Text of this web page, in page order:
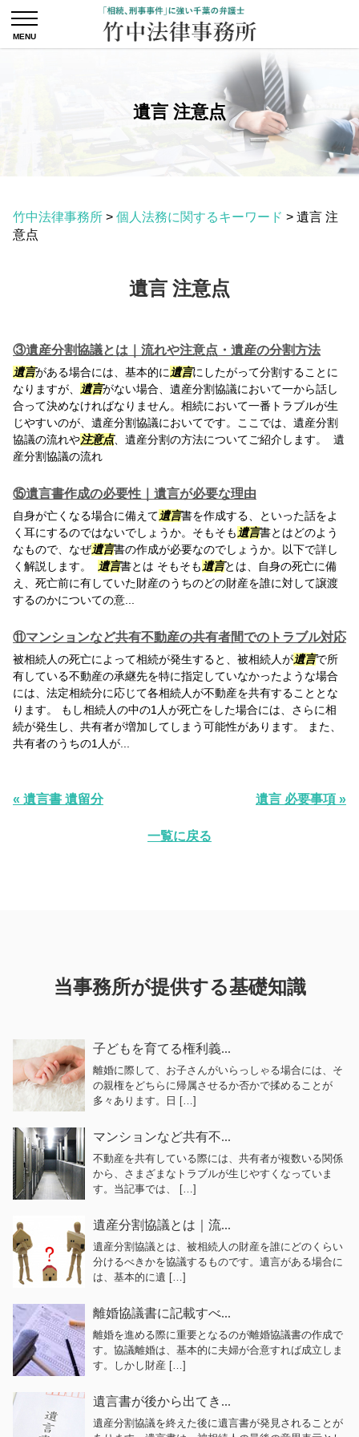
遺言 注意点
竹中法律事務所 > 個人法務に関するキーワード > 遺言 注
意点
遺言 注意点
③遺産分割協議とは｜流れや注意点・遺産の分割方法
遺言がある場合には、基本的に 遺言にしたがって分割することに
なりますが、
遺言がない場合、遺産分割協議において一から話し
合って決めなければなりません。相続において一番トラブルが生
じやすいのが、遺産分割協議においてです。ここでは、遺産分割
協議の流れや注意点、遺産分割の方法についてご紹介します。 遺
産分割協議の流れ
⑮遺言書作成の必要性｜遺言が必要な理由
自身が亡くなる場合に備えて遺言書を作成する、といった話をよ
く耳にするのではないでしょうか。そもそも 遺言書とはどのよう
なもので、なぜ遺言書の作成が必要なのでしょうか。以下で詳し
く解説します。
遺言書とは そもそも 遺言とは、自身の死亡に備
え、死亡前に有していた財産のうちのどの財産を誰に対して譲渡
するのかについての意...
⑪マンションなど共有不動産の共有者間でのトラブル対応
被相続人の死亡によって相続が発生すると、被相続人が遺言で所
有している不動産の承継先を特に指定していなかったような場合
には、法定相続分に応じて各相続人が不動産を共有することとな
ります。 もし相続人の中の1人が死亡をした場合には、さらに相
続が発生し、共有者が増加してしまう可能性があります。 また、
共有者のうちの1人が...
« 遺言書 遺留分 遺言 必要事項 »
一覧に戻る
当事務所が提供する基礎知識
子どもを育てる権利義...
離婚に際して、お子さんがいらっしゃる場合には、そ
の親権をどちらに帰属させるか否かで揉めることが
多々あります。日 […]
マンションなど共有不...
不動産を共有している際には、共有者が複数いる関係
から、さまざまなトラブルが生じやすくなっていま
す。当記事では、 […]
遺産分割協議とは｜流...
遺産分割協議とは、被相続人の財産を誰にどのくらい
分けるべきかを協議するものです。遺言がある場合に
は、基本的に遺 […]
離婚協議書に記載すべ...
離婚を進める際に重要となるのが離婚協議書の作成で
す。協議離婚は、基本的に夫婦が合意すれば成立しま
す。しかし財産 […]
遺言書が後から出てき...
遺産分割協議を終えた後に遺言書が発見されることが